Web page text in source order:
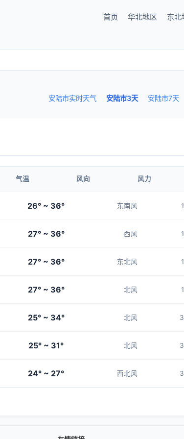
首页 华北地区 东北
安陆市实时天气 安陆市3天 安陆市7天
气温 风向 风力
26° ~ 36° 东南风
27° ~ 36° 西风
27° ~ 36° 东北风
27° ~ 36° 北风
25° ~ 34° 北风
25° ~ 31° 北风
24° ~ 27° 西北风